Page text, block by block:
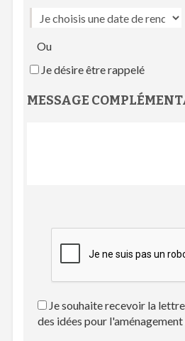
Ou
Je désire être rappelé
MESSAGE
Je souhaite recevoir la
des idées pour l'aménagement